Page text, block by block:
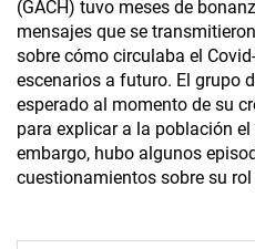
(GACH) tuvo meses de
mensajes que se
sobre cómo circulaba el
escenarios a futuro. El grupo
esperado al momento de su
para explicar a la población
embargo, hubo algunos
cuestionamientos sobre su